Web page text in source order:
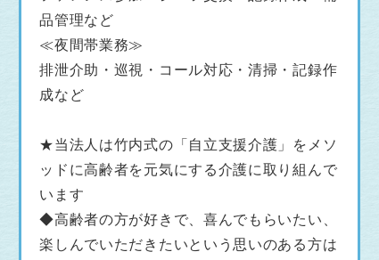
品管理など
≪夜間帯業務≫
排泄介助・巡視・コール対応・清掃・記録作
成など
★当法人は竹内式の「自立支援介護」をメソ
ッドに高齢者を元気にする介護に取り組んで
います
◆高齢者の方が好きで、喜んでもらいたい、
楽しんでいただきたいという思いのある方は